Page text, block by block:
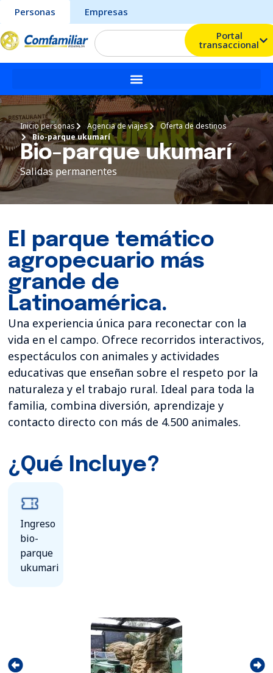
Personas
Empresas
Portal
transaccional
Inicio personas Agencia de viajes
Oferta de destinos
Bio-parque ukumarí
Bio-parque ukumarí
Salidas permanentes
El parque temático
agropecuario más
grande de
Latinoamérica.
Una experiencia única para reconectar con la
vida en el campo. Ofrece recorridos interactivos,
espectáculos con animales y actividades
educativas que enseñan sobre el respeto por la
naturaleza y el trabajo rural. Ideal para toda la
familia, combina diversión, aprendizaje y
contacto directo con más de 4.500 animales.
¿Qué Incluye?
Ingreso
bio-
parque
ukumari